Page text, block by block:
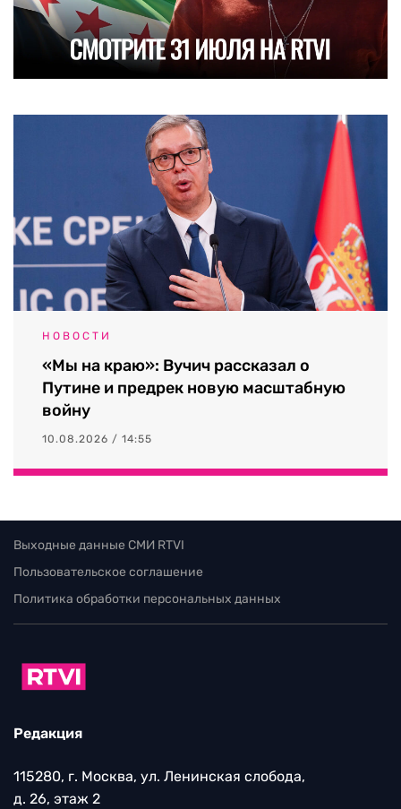
НОВОСТИ
«Мы на краю»: Вучич рассказал о
Путине и предрек новую масштабную
войну
10.08.2026 / 14:55
Выходные данные СМИ RTVI
Пользовательское соглашение
Политика обработки персональных данных
Редакция
115280, г. Москва, ул. Ленинская слобода,
д. 26, этаж 2